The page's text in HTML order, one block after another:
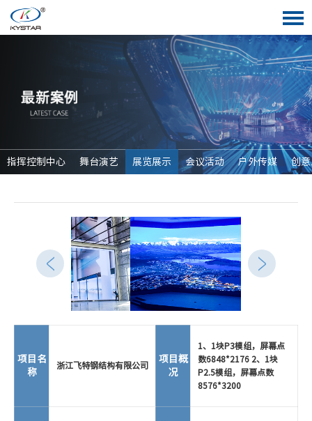
指挥控制中心 舞台演艺 展览展示 会议活动 户外传媒 创
项目名
称
浙江飞特钢结构有限公司
项目概
况
1、1块P3模组，屏幕点
数6848*2176 2、1块
P2.5模组，屏幕点数
8576*3200